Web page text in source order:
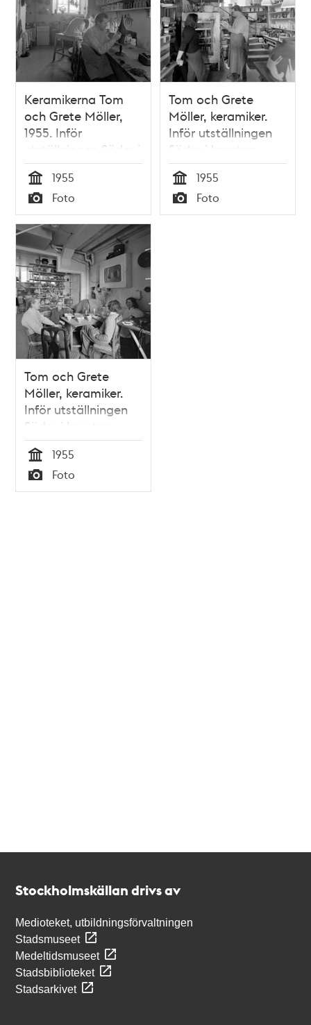
Keramikerna Tom
och Grete Möller,
1955. Inför
utställningen Söder i
konsten
Tid
1955
Typ
Foto
Tom och Grete
Möller, keramiker.
Inför utställningen
Söder i konsten
Tid
1955
Typ
Foto
Tom och Grete
Möller, keramiker.
Inför utställningen
Söder i konsten
Tid
1955
Typ
Foto
Stockholmskällan drivs av
Medioteket, utbildningsförvaltningen
Stadsmuseet
Medeltidsmuseet
Stadsbiblioteket
Stadsarkivet